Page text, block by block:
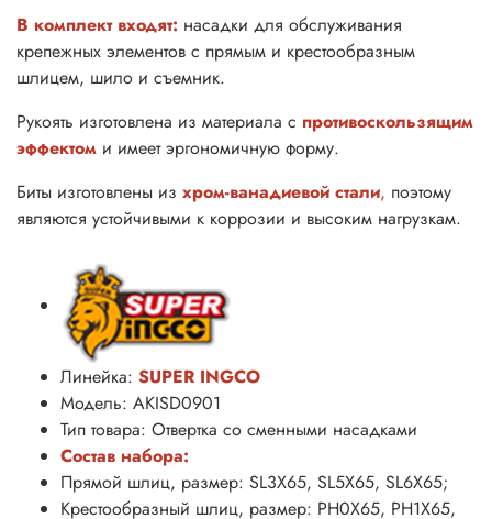
В комплект входят: насадки для обслуживания
крепежных элементов с прямым и крестообразным
шлицем, шило и съемник.
Рукоять изготовлена из материала с противоскользящим
эффектом и имеет эргономичную форму.
Биты изготовлены из хром-ванадиевой стали, поэтому
являются устойчивыми к коррозии и высоким нагрузкам.
Линейка: SUPER INGCO
Модель: AKISD0901
Тип товара: Отвертка со сменными насадками
Состав набора:
Прямой шлиц, размер: SL3X65, SL5X65, SL6X65;
Крестообразный шлиц, размер: PH0X65, PH1X65,